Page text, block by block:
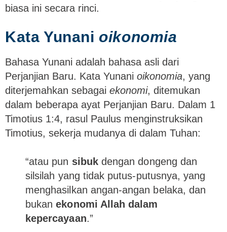
biasa ini secara rinci.
Kata Yunani oikonomia
Bahasa Yunani adalah bahasa asli dari
Perjanjian Baru. Kata Yunani oikonomia, yang
diterjemahkan sebagai ekonomi, ditemukan
dalam beberapa ayat Perjanjian Baru. Dalam 1
Timotius 1:4, rasul Paulus menginstruksikan
Timotius, sekerja mudanya di dalam Tuhan:
“atau pun sibukdengan dongeng dan
silsilah yang tidak putus-putusnya, yang
menghasilkan angan-angan belaka, dan
bukanekonomi Allah dalam
kepercayaan.”